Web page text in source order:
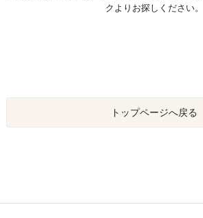
クよりお探しください。
トップページへ戻る